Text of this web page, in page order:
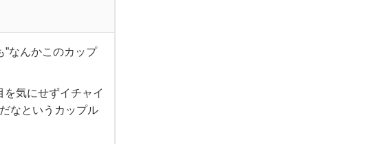
”なんかこのカップ
気にせずイチャイ
なというカップル